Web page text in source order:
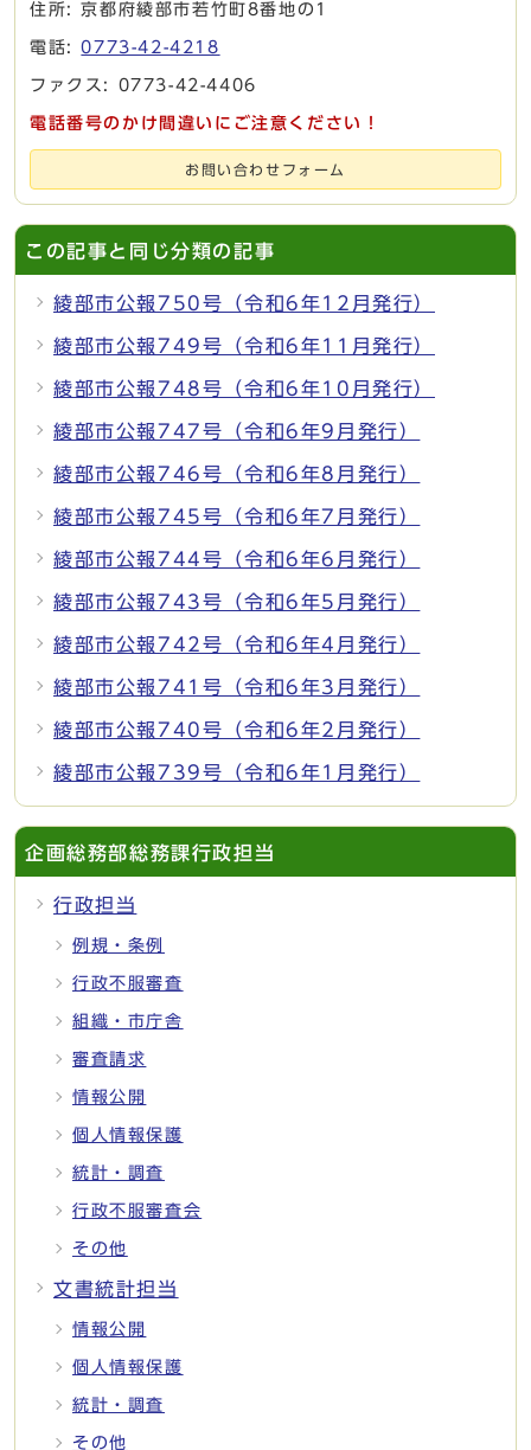
住所: 京都府綾部市若竹町8番地の1
電話:0773-42-4218
ファクス: 0773-42-4406
電話番号のかけ間違いにご注意ください！
お問い合わせフォーム
この記事と同じ分類の記事
綾部市公報750号（令和6年12月発行）
綾部市公報749号（令和6年11月発行）
綾部市公報748号（令和6年10月発行）
綾部市公報747号（令和6年9月発行）
綾部市公報746号（令和6年8月発行）
綾部市公報745号（令和6年7月発行）
綾部市公報744号（令和6年6月発行）
綾部市公報743号（令和6年5月発行）
綾部市公報742号（令和6年4月発行）
綾部市公報741号（令和6年3月発行）
綾部市公報740号（令和6年2月発行）
綾部市公報739号（令和6年1月発行）
企画総務部総務課行政担当
行政担当
例規・条例
行政不服審査
組織・市庁舎
審査請求
情報公開
個人情報保護
統計・調査
行政不服審査会
その他
文書統計担当
情報公開
個人情報保護
統計・調査
その他